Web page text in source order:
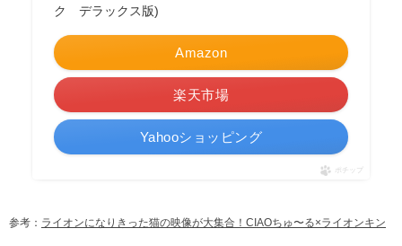
ク デラックス版)
Amazon
楽天市場
Yahooショッピング
ポチップ
参考： ライオンになりきった猫の映像が大集合！CIAOちゅ〜る×ライオンキン